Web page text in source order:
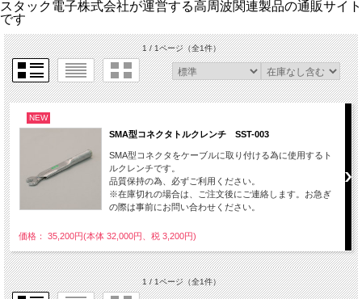
スタック電子株式会社が運営する高周波関連製品の通販サイト
です
1 / 1ページ（全1件）
NEW
SMA型コネクタトルクレンチ SST-003
SMA型コネクタをケーブルに取り付ける為に使用するト
ルクレンチです。
品質保持の為、必ずご利用ください。
※在庫切れの場合は、ご注文後にご連絡します。お急ぎ
の際は事前にお問い合わせください。
価格： 35,200円(本体 32,000円、税 3,200円)
1 / 1ページ（全1件）